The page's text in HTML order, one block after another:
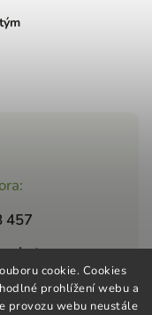
cookie. Cookies
prohlížení webu a
provozu webu neustále
457